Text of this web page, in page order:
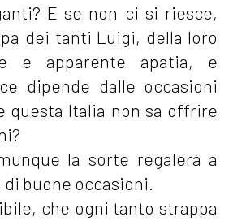
E se non ci si riesce,
dei tanti Luigi, della loro
e apparente apatia, e
dipende dalle occasioni
questa Italia non sa offrire
la sorte regalerà a
buone occasioni.
che ogni tanto strappa